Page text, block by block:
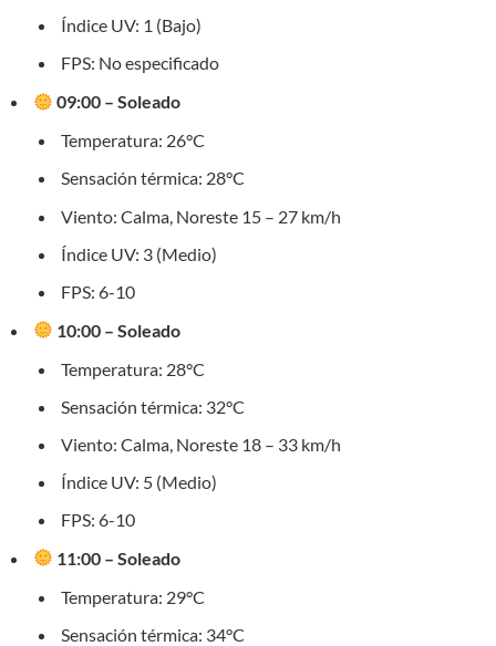
Índice UV: 1 (Bajo)
FPS: No especificado
09:00 – Soleado
Temperatura: 26°C
Sensación térmica: 28°C
Viento: Calma, Noreste 15 – 27 km/h
Índice UV: 3 (Medio)
FPS: 6-10
10:00 – Soleado
Temperatura: 28°C
Sensación térmica: 32°C
Viento: Calma, Noreste 18 – 33 km/h
Índice UV: 5 (Medio)
FPS: 6-10
11:00 – Soleado
Temperatura: 29°C
Sensación térmica: 34°C